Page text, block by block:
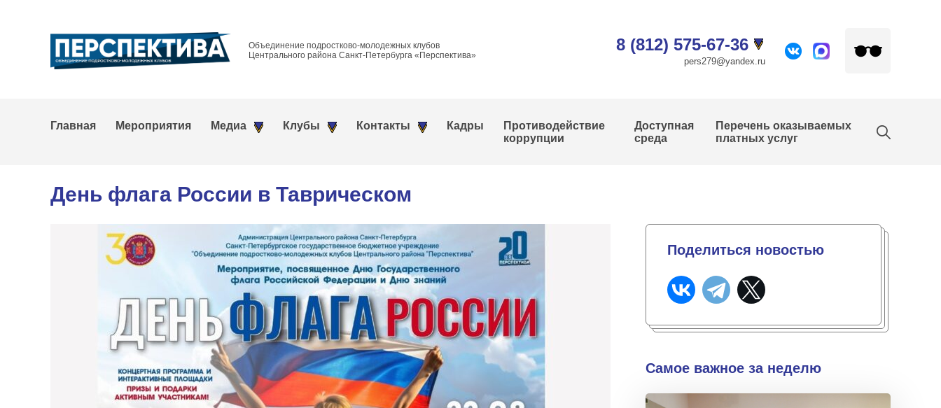
Объединение подростково-молодежных клубов
Центрального района Санкт-Петербурга «Перспектива»
8 (812) 575-67-36
pers279@yandex.ru
Главная Мероприятия Медиа Клубы Контакты Кадры
Противодействие
коррупции
Доступная
среда
Перечень оказываемых
платных услуг
День флага России в Таврическом
Поделиться новостью
Самое важное за неделю